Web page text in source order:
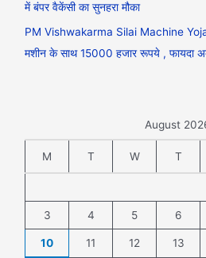
में बंपर वैकेंसी का सुनहरा मौका
PM Vishwakarma Silai Machine
मशीन के साथ 15000 हजार रूपये , फायदा अब
August
M T W T
3 4 5 6
10 11 12 13